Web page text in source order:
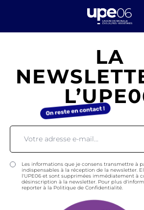
LA
Les informations que je consens transmettre à
indispensables à la réception de la newsletter.
l'UPE06 et sont supprimées immédiatement à
désinscription à la newsletter. Pour plus
reporter à la Politique de Confidentialité.